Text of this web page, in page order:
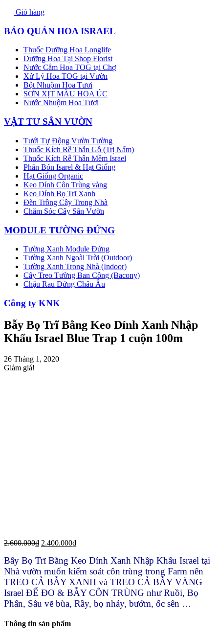
Giỏ hàng
BẢO QUẢN HOA ISRAEL
Thuốc Dưỡng Hoa Longlife
Dưỡng Hoa Tại Shop Florist
Nước Cắm Hoa TOG tại Chợ
Xử Lý Hoa TOG tại Vườn
Bột Nhuộm Hoa Tươi
SƠN XỊT MÀU HOA ÚC
Nước Nhuộm Hoa Tươi
VẬT TƯ SÂN VƯỜN
Tưới Tự Động Vườn Tường
Thuốc Kích Rễ Thẫn Gỗ (Trị Nấm)
Thuốc Kích Rễ Thân Mềm Israel
Phân Bón Isarel & Hạt Giống
Hạt Giống Organic
Keo Dính Côn Trùng vàng
Keo Dính Bọ Trĩ Xanh
Đèn Trồng Cây Trong Nhà
Chăm Sóc Cây Sân Vườn
MODULE TƯỜNG ĐỨNG
Tường Xanh Module Đứng
Tường Xanh Ngoài Trời (Outdoor)
Tường Xanh Trong Nhà (Indoor)
Cây Treo Tường Ban Công (Bacony)
Chậu Rau Đứng Châu Âu
Công ty KNK
Bẫy Bọ Trĩ Bằng Keo Dính Xanh Nhập
Khẩu Israel Blue Trap 1 cuộn 100m
26 Tháng 1, 2020
Giảm giá!
2.600.000₫ 2.400.000₫
Bẫy Bọ Trĩ Bằng Keo Dính Xanh Nhập Khẩu Israel tại
Nhà vườn muốn kiểm soát côn trùng trong Farm nên
TREO CẢ BẪY XANH và TREO CẢ BẪY VÀNG
Israel ĐỂ ĐO & BẪY CÔN TRÙNG như Ruồi, Bọ
Phấn, Sâu vẽ bùa, Rầy, bọ nhảy, bướm, ốc sên …
Thông tin sản phẩm